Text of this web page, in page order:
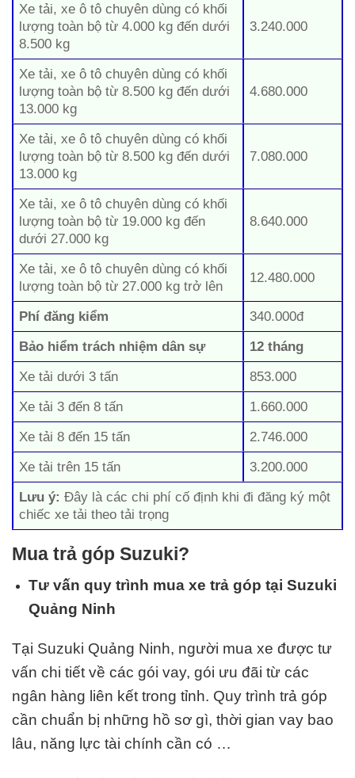
Xe tải, xe ô tô chuyên dùng có khối
lượng toàn bộ từ 4.000 kg đến dưới
8.500 kg
3.240.000
Xe tải, xe ô tô chuyên dùng có khối
lượng toàn bộ từ 8.500 kg đến dưới
13.000 kg
4.680.000
Xe tải, xe ô tô chuyên dùng có khối
lượng toàn bộ từ 8.500 kg đến dưới
13.000 kg
7.080.000
Xe tải, xe ô tô chuyên dùng có khối
lượng toàn bộ từ 19.000 kg đến
dưới 27.000 kg
8.640.000
Xe tải, xe ô tô chuyên dùng có khối
lượng toàn bộ từ 27.000 kg trở lên
12.480.000
Phí đăng kiểm
340.000đ
Bảo hiểm trách nhiệm dân sự
12 tháng
Xe tải dưới 3 tấn
853.000
Xe tải 3 đến 8 tấn
1.660.000
Xe tải 8 đến 15 tấn
2.746.000
Xe tải trên 15 tấn
3.200.000
Lưu ý:Đây là các chi phí cố định khi đi đăng ký một
chiếc xe tải theo tải trọng
Mua trả góp Suzuki?
Tư vấn quy trình mua xe trả góp tại Suzuki
Quảng Ninh
Tại Suzuki Quảng Ninh, người mua xe được tư
vấn chi tiết về các gói vay, gói ưu đãi từ các
ngân hàng liên kết trong tỉnh. Quy trình trả góp
cần chuẩn bị những hồ sơ gì, thời gian vay bao
lâu, năng lực tài chính cần có …